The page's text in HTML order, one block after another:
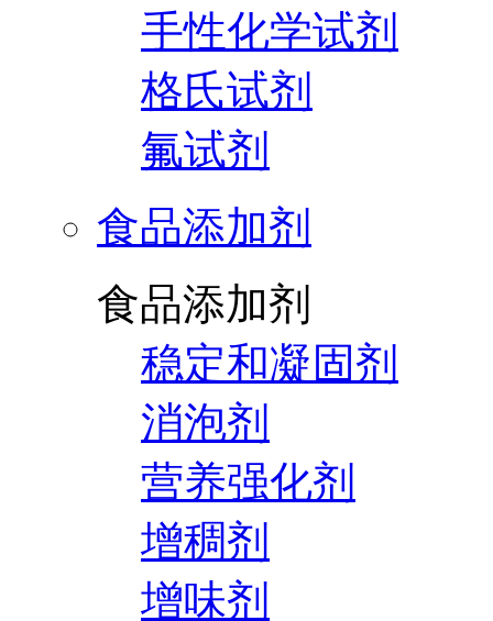
手性化学试剂
格氏试剂
氟试剂
食品添加剂
食品添加剂
稳定和凝固剂
消泡剂
营养强化剂
增稠剂
增味剂